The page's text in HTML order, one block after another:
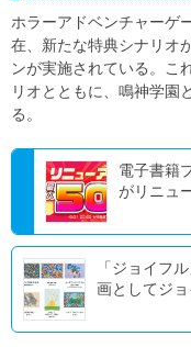
ホラーアドベンチャーゲ
在、新たな特典シナリオ
ンが実施されている。こ
リオとともに、鳴神学園
る。
電子書籍
がリニュ
「ジョイフ
画としてジョ